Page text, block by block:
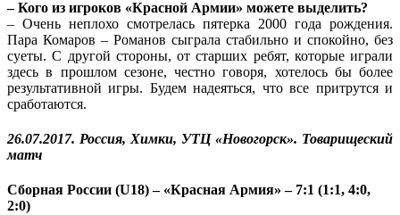
– Кого из игроков «Красной Армии» можете выделить?
– Очень неплохо смотрелась пятерка 2000 года рождения.
Пара Комаров – Романов сыграла стабильно и спокойно, без
суеты. С другой стороны, от старших ребят, которые играли
здесь в прошлом сезоне, честно говоря, хотелось бы более
результативной игры. Будем надеяться, что все притрутся и
сработаются.
26.07.2017. Россия, Химки, УТЦ «Новогорск». Товарищеский
матч
Сборная России (U18) – «Красная Армия» – 7:1 (1:1, 4:0,
2:0)